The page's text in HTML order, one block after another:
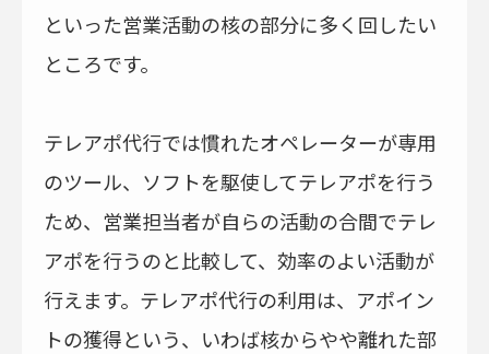
といった営業活動の核の部分に多く回したい
ところです。
テレアポ代行では慣れたオペレーターが専用
のツール、ソフトを駆使してテレアポを行う
ため、営業担当者が自らの活動の合間でテレ
アポを行うのと比較して、効率のよい活動が
行えます。テレアポ代行の利用は、アポイン
トの獲得という、いわば核からやや離れた部